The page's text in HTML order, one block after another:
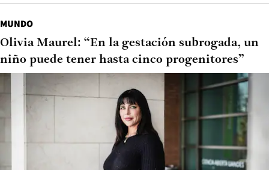
MUNDO
Olivia Maurel: “En la gestación subrogada, un
niño puede tener hasta cinco progenitores”